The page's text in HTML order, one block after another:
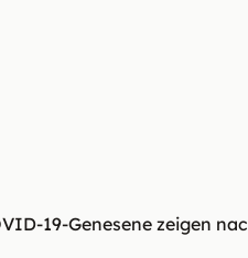
19-Genesene zeigen